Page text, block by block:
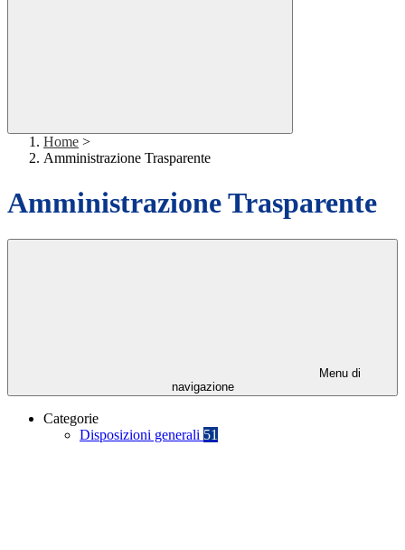
Home >
Amministrazione Trasparente
Amministrazione Trasparente
Menu di
navigazione
Categorie
Disposizioni generali 51